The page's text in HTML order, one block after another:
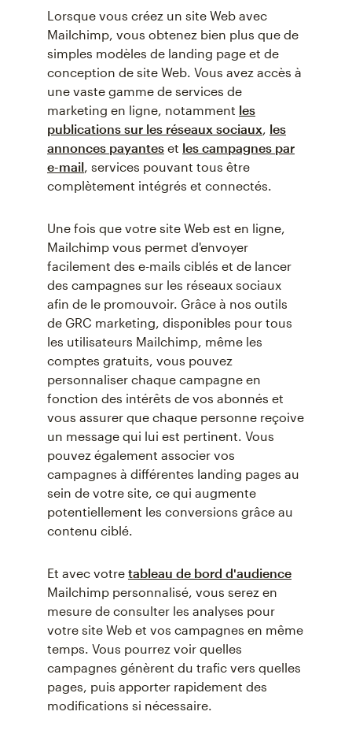
Lorsque vous créez un site Web avec
Mailchimp, vous obtenez bien plus que de
simples modèles de landing page et de
conception de site Web. Vous avez accès à
une vaste gamme de services de
marketing en ligne, notamment les
publications sur les réseaux sociaux, les
annonces payantes et les campagnes par
e-mail, services pouvant tous être
complètement intégrés et connectés.
Une fois que votre site Web est en ligne,
Mailchimp vous permet d'envoyer
facilement des e-mails ciblés et de lancer
des campagnes sur les réseaux sociaux
afin de le promouvoir. Grâce à nos outils
de GRC marketing, disponibles pour tous
les utilisateurs Mailchimp, même les
comptes gratuits, vous pouvez
personnaliser chaque campagne en
fonction des intérêts de vos abonnés et
vous assurer que chaque personne reçoive
un message qui lui est pertinent. Vous
pouvez également associer vos
campagnes à différentes landing pages au
sein de votre site, ce qui augmente
potentiellement les conversions grâce au
contenu ciblé.
Et avec votre tableau de bord d'audience
Mailchimp personnalisé, vous serez en
mesure de consulter les analyses pour
votre site Web et vos campagnes en même
temps. Vous pourrez voir quelles
campagnes génèrent du trafic vers quelles
pages, puis apporter rapidement des
modifications si nécessaire.